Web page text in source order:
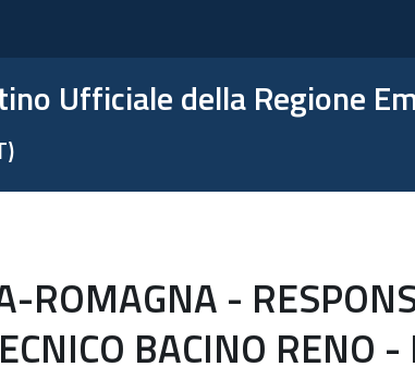
Ufficiale della Regione
ROMAGNA -
BACINO RENO